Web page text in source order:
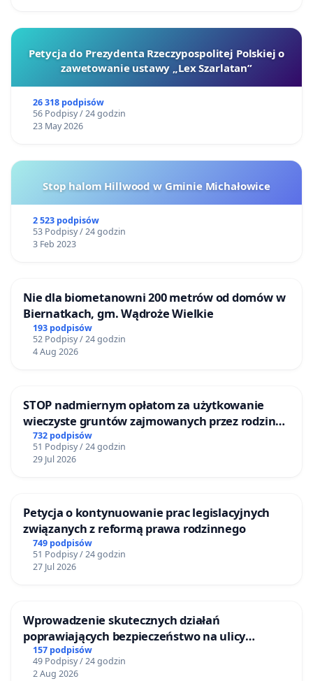
Petycja do Prezydenta Rzeczypospolitej Polskiej o
zawetowanie ustawy „Lex Szarlatan”
26 318 podpisów
56 Podpisy / 24 godzin
23 May 2026
Stop halom Hillwood w Gminie Michałowice
2 523 podpisów
53 Podpisy / 24 godzin
3 Feb 2023
Nie dla biometanowni 200 metrów od domów w
Biernatkach, gm. Wądroże Wielkie
193 podpisów
52 Podpisy / 24 godzin
4 Aug 2026
STOP nadmiernym opłatom za użytkowanie
wieczyste gruntów zajmowanych przez rodzinne
ogrody działkowe.
732 podpisów
51 Podpisy / 24 godzin
29 Jul 2026
Petycja o kontynuowanie prac legislacyjnych
związanych z reformą prawa rodzinnego
749 podpisów
51 Podpisy / 24 godzin
27 Jul 2026
Wprowadzenie skutecznych działań
poprawiających bezpieczeństwo na ulicy
Żeromskiego w Otwocku
157 podpisów
49 Podpisy / 24 godzin
2 Aug 2026